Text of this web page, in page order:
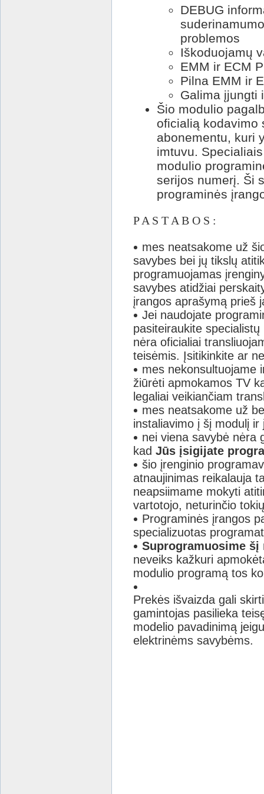
DEBUG
problemos
Iškoduojamų
EMM ir ECM
Pilna EMM ir
Galima įjungti
Šio modulio
oficialią kodavimo
abonementu, kuri
imtuvu.
modulio
serijos numerį. Ši
programinės
P A S T A B O S :
mes neatsakome už
savybes bei jų tikslų
programuojamas
savybes atidžiai
įrangos aprašymą prieš
Jei naudojate
pasiteiraukite
nėra oficialiai
teisėmis. Įsitikinkite ar
mes nekonsultuojame
žiūrėti apmokamos TV
legaliai veikiančiam
mes neatsakome už
instaliavimo į šį modulį
nei viena savybė nėra
kad Jūs įsigijate
šio įrenginio
atnaujinimas reikalauja
neapsiimame mokyti
vartotojo, neturinčio
Programinės įrangos
specializuotas
Suprogramuosime šį
neveiks kažkuri
modulio programą tos
Prekės išvaizda gali
gamintojas pasilieka
modelio pavadinimą
elektrinėms savybėms.